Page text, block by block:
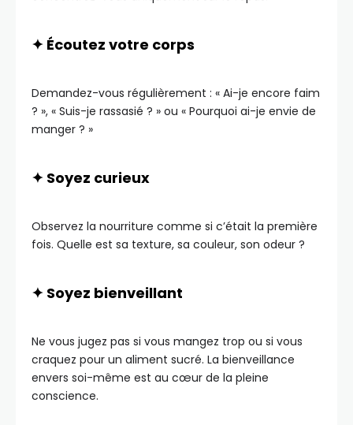
✦ Écoutez votre corps
Demandez-vous régulièrement : « Ai-je encore faim
? », « Suis-je rassasié ? » ou « Pourquoi ai-je envie de
manger ? »
✦ Soyez curieux
Observez la nourriture comme si c’était la première
fois. Quelle est sa texture, sa couleur, son odeur ?
✦ Soyez bienveillant
Ne vous jugez pas si vous mangez trop ou si vous
craquez pour un aliment sucré. La bienveillance
envers soi-même est au cœur de la pleine
conscience.